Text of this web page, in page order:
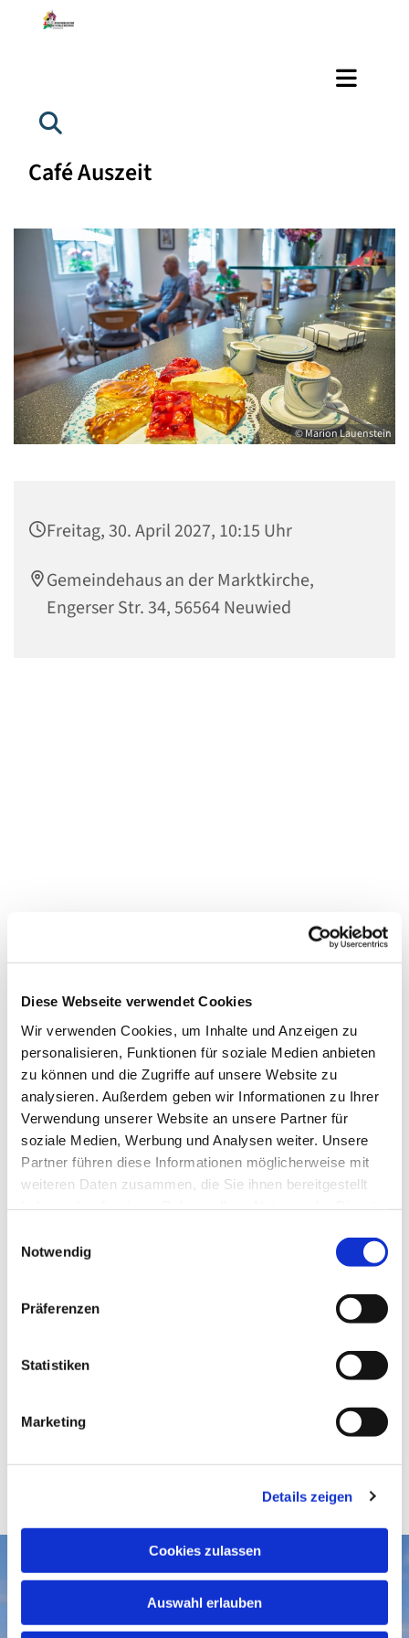
Diese Webseite verwendet Cookies
Wir verwenden Cookies, um Inhalte und Anzeigen zu
personalisieren, Funktionen für soziale Medien anbieten
zu können und die Zugriffe auf unsere Website zu
analysieren. Außerdem geben wir Informationen zu Ihrer
Verwendung unserer Website an unsere Partner für
soziale Medien, Werbung und Analysen weiter. Unsere
Partner führen diese Informationen möglicherweise mit
weiteren Daten zusammen, die Sie ihnen bereitgestellt
Notwendig
Präferenzen
Statistiken
Marketing
Details zeigen
Cookies zulassen
Auswahl erlauben
Café Auszeit
© Marion Lauenstein
Freitag, 30. April 2027, 10:15 Uhr
Gemeindehaus an der Marktkirche,
Engerser Str. 34, 56564 Neuwied
Dies könnte Sie auch interessieren
Aktuelles
Gottesdienste
Gemeindegruß-Archiv